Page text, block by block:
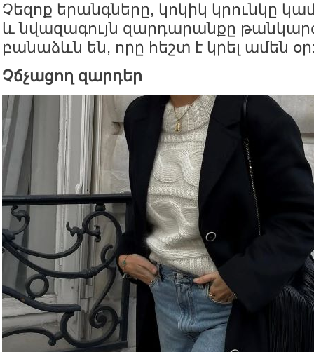
Չեզոք երանգները, կոկիկ կրունկը
և նվազագույն զարդարանքը
բանաձևն են, որը հեշտ է կրել ամեն
Չճչացող զարդեր